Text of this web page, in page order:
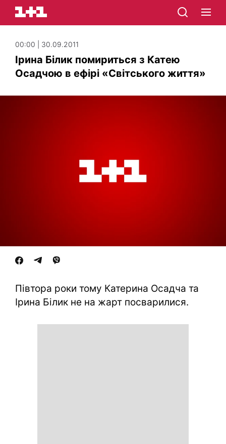
00:00 | 30.09.2011
Ірина Білик помириться з Катею
Осадчою в ефірі «Світського життя»
Півтора роки тому Катерина Осадча та
Ірина Білик не на жарт посварилися.